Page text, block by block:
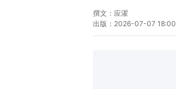
撰文： 应濯
出版： 2026-07-07 18:00